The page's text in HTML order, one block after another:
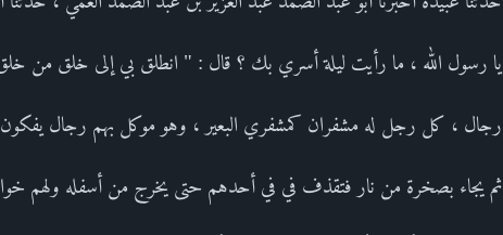
يا رسول الله ، ما رأيت ليلة أسري بك ؟ قال : " انطلق بي إلى خلق من خلق
رجال ، كل رجل له مشفران كمشفري البعير ، وهو موكل بهم رجال يفكون
ثم يجاء بصخرة من نار فتقذف في في أحدهم حتى يخرج من أسفله ولهم